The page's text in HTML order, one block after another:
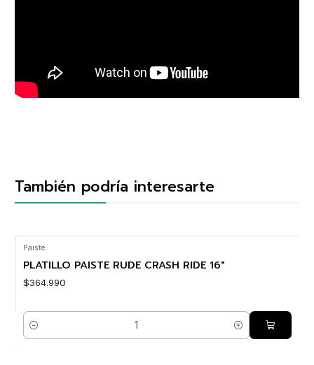
También podría interesarte
Paiste
PLATILLO PAISTE RUDE CRASH RIDE 16"
$364.990
Cantidad